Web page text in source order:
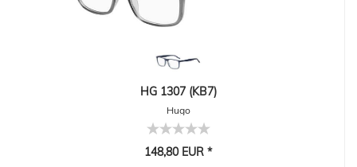
HG 1307 (KB7)
Hugo
148,80 EUR *